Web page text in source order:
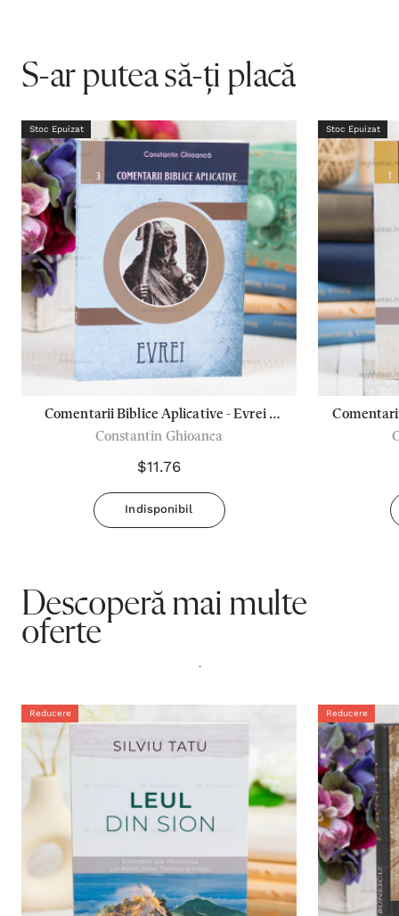
S-ar putea să-ți placă
Stoc Epuizat
Comentarii Biblice Aplicative - Evrei -
Constantin Ghioanca
Constantin Ghioanca
$11.76
Indisponibil
Stoc Epuizat
Descoperă mai multe
oferte
.
Reducere Reducere